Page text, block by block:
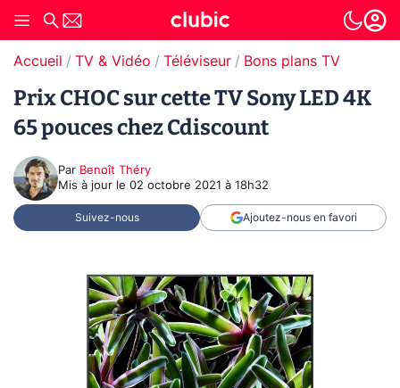
Accueil TV & Vidéo Téléviseur Bons plans TV
Prix CHOC sur cette TV Sony LED 4K
65 pouces chez Cdiscount
Par Benoît Théry
Mis à jour le 02 octobre 2021 à 18h32
Suivez-nous Ajoutez-nous en favori